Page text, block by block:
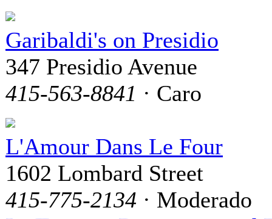
Garibaldi's on Presidio
347 Presidio Avenue
415-563-8841 · Caro
L'Amour Dans Le Four
1602 Lombard Street
415-775-2134 · Moderado